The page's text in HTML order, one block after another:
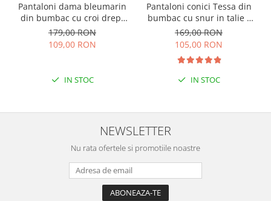
Pantaloni dama bleumarin
din bumbac cu croi drept
Cara
179,00 RON
109,00 RON
IN STOC
Pantaloni conici Tessa din
bumbac cu snur in talie -
Negru
169,00 RON
105,00 RON
IN STOC
NEWSLETTER
Nu rata ofertele si promotiile noastre